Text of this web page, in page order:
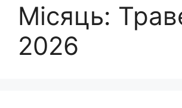
Місяць:
2026